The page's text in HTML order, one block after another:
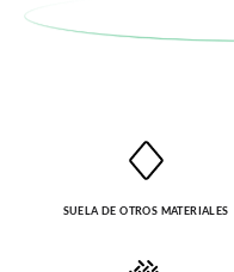
serán gratuitas, ¡no tienes
solicitarlas desde el
SUELA DE OTROS MATERIALES